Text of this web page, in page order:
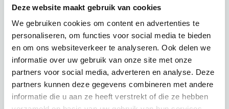
Deze website maakt gebruik van cookies
We gebruiken cookies om content en advertenties te
personaliseren, om functies voor social media te bieden
en om ons websiteverkeer te analyseren. Ook delen we
informatie over uw gebruik van onze site met onze
partners voor social media, adverteren en analyse. Deze
partners kunnen deze gegevens combineren met andere
informatie die u aan ze heeft verstrekt of die ze hebben
in te zetten, moeten teams vaak een andere werkwijze
en nieuwe gewoontes aanleren. Het ontwikkelen van
zulke gewoontes duurt gemiddeld 30-90 dagen, dit is
dus niet zomaar even gedaan. Het kost tijd, en dat is
oké. Continue ondersteuning, inspiratie opdoen en
leren van elkaar zijn cruciaal in dit proces.
We kunnen allemaal ons werk al doen zonder Copilot